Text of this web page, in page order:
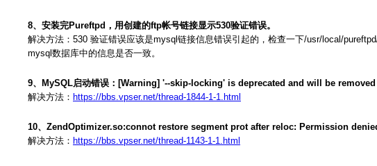
8、安装完Pureftpd，用创建的ftp帐号链接显示530验证错误。
解决方法：530 验证错误应该是mysql链接信息错误引起的，检查一下/usr/local/
mysql数据库中的信息是否一致。
9、MySQL启动错误：[Warning] '--skip-locking' is deprecated and will be
解决方法： https://bbs.vpser.net/thread-1844-1-1.html
10、ZendOptimizer.so:connot restore segment prot after reloc: Permission denied
解决方法： https://bbs.vpser.net/thread-1143-1-1.html